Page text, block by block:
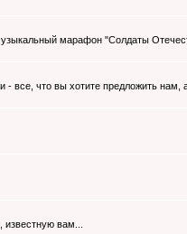
марафон "Солдаты
все, что вы хотите предложить нам,
вам...